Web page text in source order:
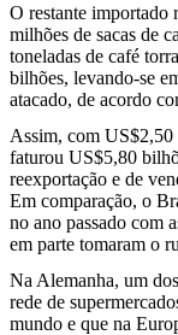
O restante importado
milhões de sacas de
toneladas de café
bilhões, levando-se
atacado, de acordo
Assim, com US$2,50
faturou US$5,80
reexportação e de
Em comparação, o
no ano passado com
em parte tomaram o
Na Alemanha, um
rede de
mundo e que na